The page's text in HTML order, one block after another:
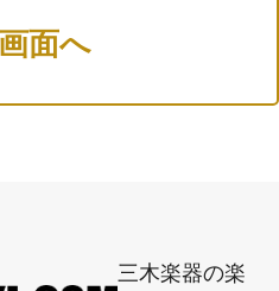
三木楽器の楽